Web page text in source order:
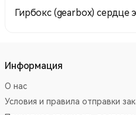
Гирбокс (gearbox) сердце
Информация
О нас
Условия и правила отправки